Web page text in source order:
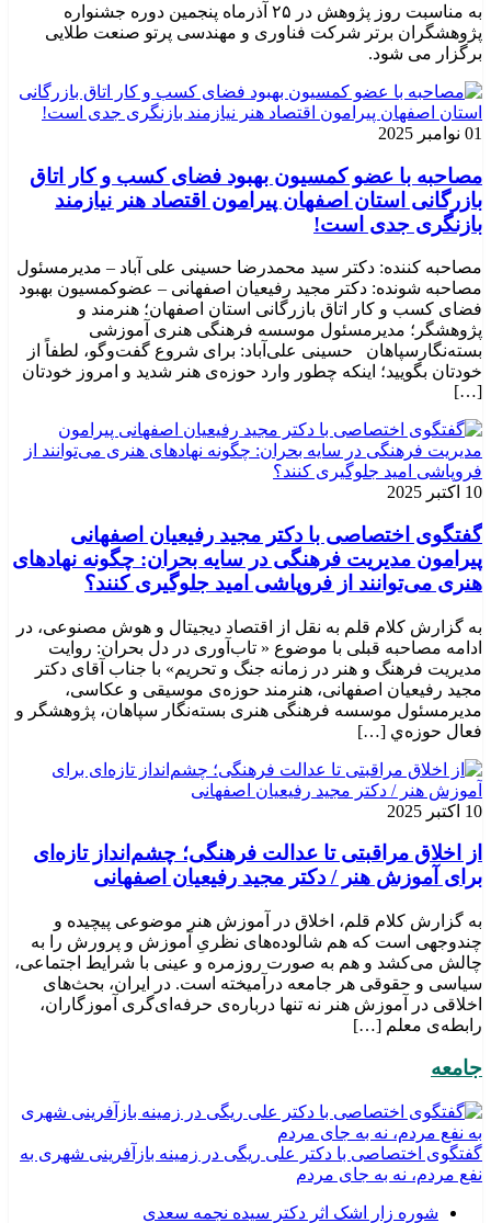
به مناسبت روز پژوهش در ۲۵ آذرماه پنجمین دوره جشنواره
پژوهشگران برتر شرکت فناوری و مهندسی پرتو صنعت طلایی
برگزار می شود.
01 نوامبر 2025
مصاحبه با عضو کمسیون بهبود فضای کسب و کار اتاق
بازرگانی استان اصفهان پیرامون اقتصاد هنر نیازمند
بازنگری جدی است!
مصاحبه کننده: دکتر سید محمدرضا حسینی علی آباد – مدیرمسئول
مصاحبه شونده: دکتر مجید رفیعیان اصفهانی – عضوکمسیون بهبود
فضای کسب و کار اتاق بازرگانی استان اصفهان؛ هنرمند و
پژوهشگر؛ ‌مدیرمسئول موسسه فرهنگی هنری آموزشی
بسته‌نگارسپاهان حسینی علی‌آباد: برای شروع گفت‌وگو، لطفاً از
خودتان بگویید؛ اینکه چطور وارد حوزه‌ی هنر شدید و امروز خودتان
[…]
10 اکتبر 2025
گفتگوی اختصاصی با دکتر مجید رفیعیان اصفهانی
پیرامون مدیریت فرهنگی در سایه بحران: چگونه نهادهای
هنری می‌توانند از فروپاشی امید جلوگیری کنند؟
به گزارش کلام قلم به نقل از اقتصاد دیجیتال و هوش مصنوعی، در
ادامه مصاحبه قبلی با موضوع « تاب‌آوری در دل بحران: روایت
مدیریت فرهنگ و هنر در زمانه جنگ و تحریم» با جناب آقای دکتر
مجید رفیعیان اصفهانی، هنرمند حوزه‌ی موسیقی و عکاسی،
مدیرمسئول موسسه فرهنگی هنری بسته‌نگار سپاهان، پژوهشگر و
فعال حوزه‌ي‌ […]
10 اکتبر 2025
از اخلاق مراقبتی تا عدالت فرهنگی؛ چشم‌انداز تازه‌ای
برای آموزش هنر / دکتر مجید رفیعیان اصفهانی
به گزارش کلام قلم، اخلاق در آموزش هنر موضوعی پیچیده و
چندوجهی است که هم شالوده‌های نظریِ آموزش و پرورش را به
چالش می‌کشد و هم به صورت روزمره و عینی با شرایط اجتماعی،
سیاسی و حقوقی هر جامعه درآمیخته است‌. در ایران، بحث‌های
اخلاقی در آموزش هنر نه تنها درباره‌ی حرفه‌ای‌گری آموزگاران،
رابطه‌ی معلم […]
جامعه
گفتگوی اختصاصی با دکتر علی ریگی در زمینه بازآفرینی شهری به
نفع مردم، نه به جای مردم
شوره زار اشک اثر دکتر سیده نجمه سعدی